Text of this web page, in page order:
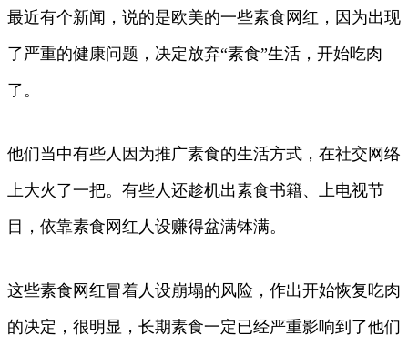
最近有个新闻，说的是欧美的一些素食网红，因为出现
了严重的健康问题，决定放弃“素食”生活，开始吃肉
了。
他们当中有些人因为推广素食的生活方式，在社交网络
上大火了一把。有些人还趁机出素食书籍、上电视节
目，依靠素食网红人设赚得盆满钵满。
这些素食网红冒着人设崩塌的风险，作出开始恢复吃肉
的决定，很明显，长期素食一定已经严重影响到了他们